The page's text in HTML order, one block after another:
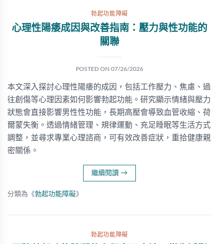
勃起功能障礙
心理性陽痿成因與改善指南：壓力與性功能的
關聯
POSTED ON 07/26/2026
本文深入探討心理性陽痿的成因，包括工作壓力、焦慮、過
往創傷等心理因素如何影響勃起功能。研究顯示情緒與壓力
狀態會直接影響男性性功能，長期高壓會導致血管收縮、荷
爾蒙失衡。透過情緒管理、規律運動、充足睡眠等生活方式
調整，並尋求專業心理諮商，可有效改善症狀，重拾健康親
密關係。
繼續閱讀 →
分類為《勃起功能障礙》
勃起功能障礙